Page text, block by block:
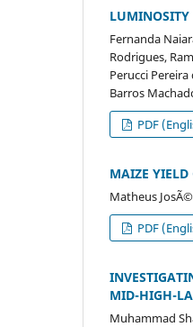
LUMINOSITY
Fernanda
Rodrigues,
Perucci
Barros
PDF
MAIZE YIELD
Matheus
PDF
MID-HIGH-
Muhammad